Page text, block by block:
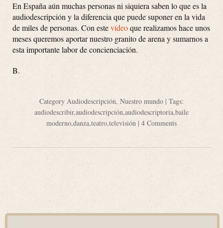
En España aún muchas personas ni siquiera saben lo que es la
audiodescripción y la diferencia que puede suponer en la vida
de miles de personas. Con estevídeoque realizamos hace unos
meses queremos aportar nuestro granito de arena y sumarnos a
esta importante labor de concienciación.
B.
Category Audiodescripción, Nuestro mundo | Tags:
audiodescribir,audiodescripción,audiodescriptoria,baile
moderno,danza,teatro,televisión | 4 Comments